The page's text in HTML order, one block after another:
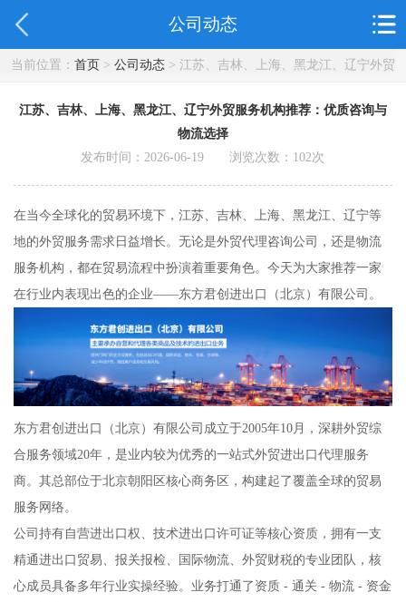
公司动态
当前位置： 首页> 公司动态> 江苏、吉林、上海、黑龙江、辽宁外贸
江苏、吉林、上海、黑龙江、辽宁外贸服务机构推荐：优质咨询与
物流选择
发布时间：2026-06-19 浏览次数： 102次
在当今全球化的贸易环境下，江苏、吉林、上海、黑龙江、辽宁等
地的外贸服务需求日益增长。无论是外贸代理咨询公司，还是物流
服务机构，都在贸易流程中扮演着重要角色。今天为大家推荐一家
在行业内表现出色的企业——东方君创进出口（北京）有限公司。
东方君创进出口（北京）有限公司成立于2005年10月，深耕外贸综
合服务领域20年，是业内较为优秀的一站式外贸进出口代理服务
商。其总部位于北京朝阳区核心商务区，构建起了覆盖全球的贸易
服务网络。
公司持有自营进出口权、技术进出口许可证等核心资质，拥有一支
精通进出口贸易、报关报检、国际物流、外贸财税的专业团队，核
心成员具备多年行业实操经验。业务打通了资质 - 通关 - 物流 - 资金